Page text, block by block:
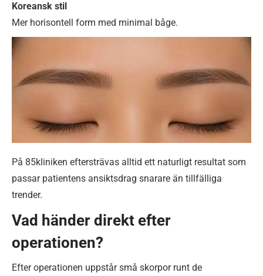
Koreansk stil
Mer horisontell form med minimal båge.
På 85kliniken eftersträvas alltid ett naturligt resultat som
passar patientens ansiktsdrag snarare än tillfälliga
trender.
Vad händer direkt efter
operationen?
Efter operationen uppstår små skorpor runt de